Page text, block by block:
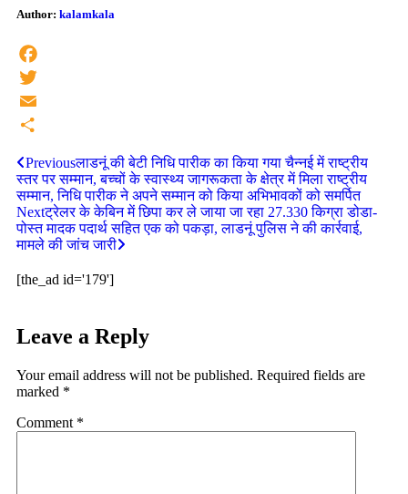
Author: kalamkala
Facebook
Twitter
Email
Previousलाडनूं की बेटी निधि पारीक का किया गया चैन्नई में राष्ट्रीय
स्तर पर सम्मान, बच्चों के स्वास्थ्य जागरूकता के क्षेत्र में मिला राष्ट्रीय
सम्मान, निधि पारीक ने अपने सम्मान को किया अभिभावकों को समर्पित
Nextट्रेलर के केबिन में छिपा कर ले जाया जा रहा 27.330 किग्रा डोडा-
पोस्त मादक पदार्थ सहित एक को पकड़ा, लाडनूं पुलिस ने की कार्रवाई,
मामले की जांच जारी
[the_ad id='179']
Leave a Reply
Your email address will not be published. Required fields are
marked *
Comment *